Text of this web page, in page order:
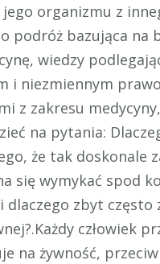
organizmu z
podróż bazująca na
wiedzy
i niezmiennym
z zakresu
na pytania:
że tak doskonale
się wymykać spod
zbyt często
człowiek
na żywność,